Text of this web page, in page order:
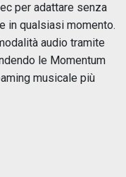
per adattare senza
in qualsiasi momento.
audio tramite
le Momentum
musicale più